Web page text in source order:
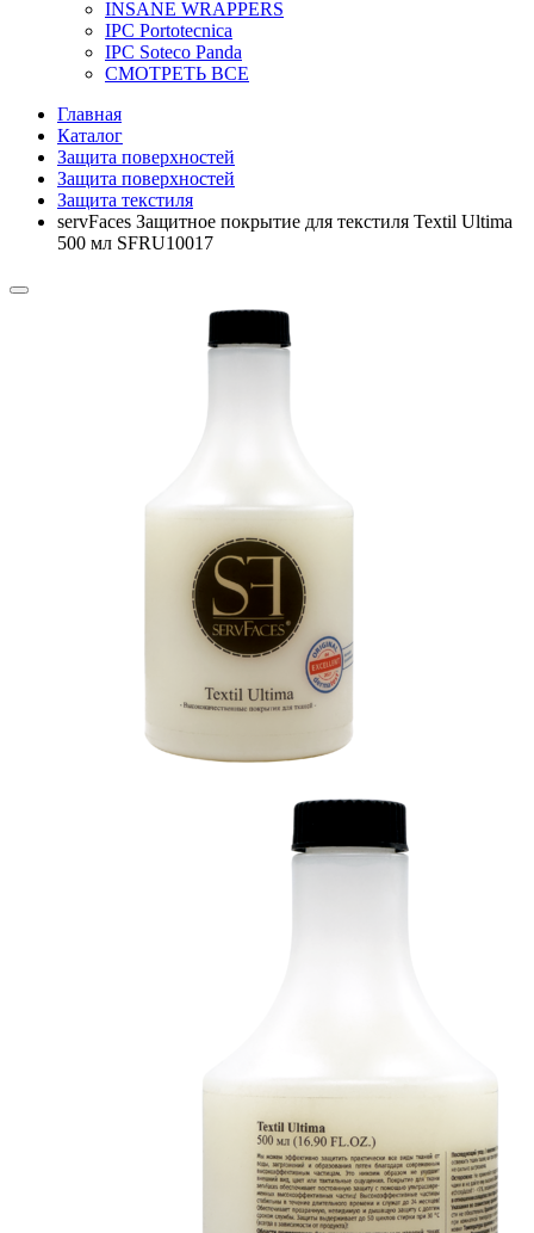
INSANE WRAPPERS
IPC Portotecnica
IPC Soteco Panda
СМОТРЕТЬ ВСЕ
Главная
Каталог
Защита поверхностей
Защита поверхностей
Защита текстиля
servFaces Защитное покрытие для текстиля Textil Ultima
500 мл SFRU10017